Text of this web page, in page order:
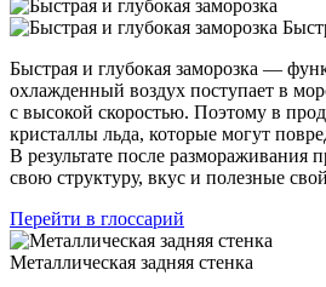
Быстрая и глубокая заморозка —
охлажденный воздух поступает в
с высокой скоростью. Поэтому в
кристаллы льда, которые могут
В результате после размораживания
свою структуру, вкус и полезные
Перейти в глоссарий
Металлическая задняя стенка